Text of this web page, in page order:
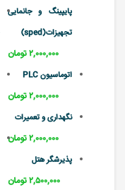
پایپینگ و جانمایی
تجهیزات(sped)
۲,۰۰۰,۰۰۰ تومان
اتوماسیون PLC
۲,۰۰۰,۰۰۰ تومان
نگهداری و تعمیرات
۲,۰۰۰,۰۰۰ تومان
پذیرشگر هتل
۲,۵۰۰,۰۰۰ تومان